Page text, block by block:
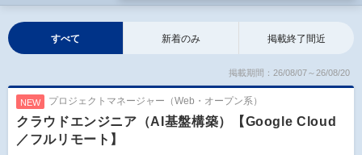
すべて 新着のみ 掲載終了間近
掲載期間：26/08/07～26/08/20
NEW プロジェクトマネージャー（Web・オープン系）
クラウドエンジニア（AI基盤構築）【Google Cloud
／フルリモート】